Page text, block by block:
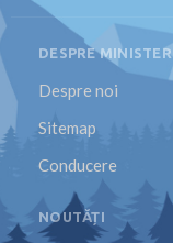
DESPRE MINISTER
Despre noi
Sitemap
Conducere
NOUTĂȚI